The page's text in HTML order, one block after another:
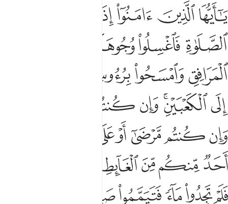
يا ايها الذين امنوا اذا قمتم الى الصلاة فاغسلوا وجوهكم وايديكم
يَـٰٓأَيُّهَا ٱلَّذِينَ ءَامَنُوٓا۟ إِذَا قُمْتُمْ إِلَى ٱلصَّلَوٰةِ فَٱغْسِلُوا۟ وُجُوهَكُمْ وَأَيْدِيَكُمْ
ﱁﱂﱃﱄ
ﱇﱈﱉ
ﱌﱍﱎ
ﱐﱑﱒﱓﱔ
ﱘﱙﱚﱛﱜ
ﱠﱡﱢﱣ
ﱧﱨﱩﱪﱫ